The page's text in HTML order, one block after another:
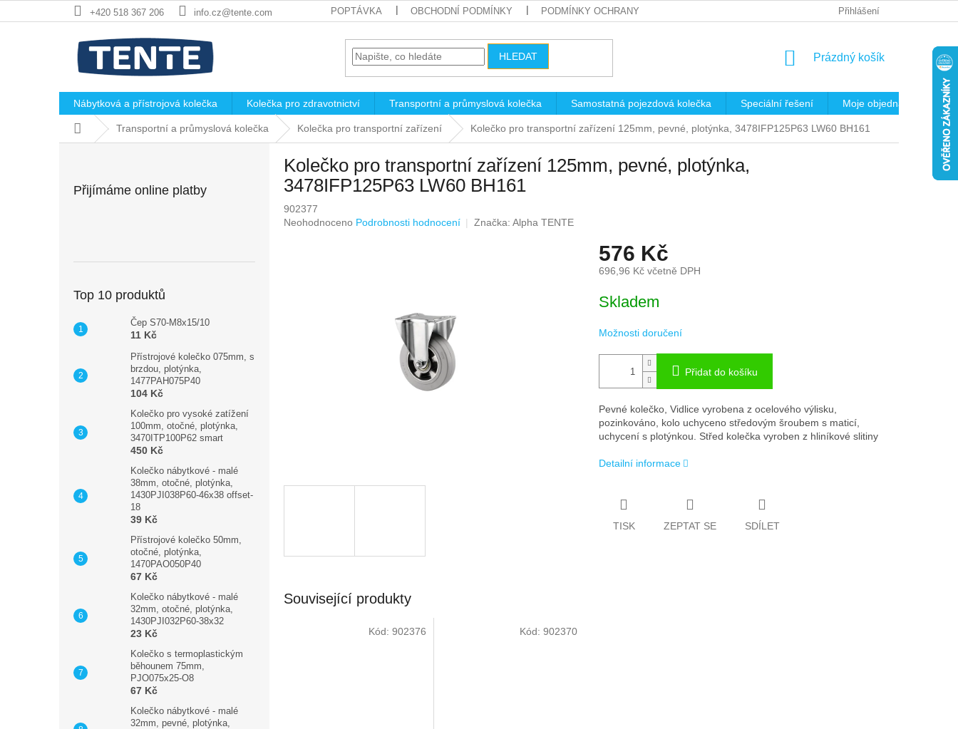
na
+420 518 367 206 info.cz@tente.com POPTÁVKA OBCHODNÍ PODMÍNKY PODMÍNKY OCHRANY OSOBNÍCH ÚDAJŮ KRITÉRIA PRO
Přihlášení
HLEDAT
NÁKUPNÍ
Prázdný košík
Nábytková a přístrojová kolečka Kolečka pro zdravotnictví Transportní a průmyslová kolečka Samostatná pojezdová kolečka Speciální řešení Moje objednávka
Domů Transportní a průmyslová kolečka Kolečka pro transportní zařízení Kolečko pro transportní zařízení 125mm, pevné, plotýnka, 3478IFP125P63 LW60 BH161
Přijímáme online platby
Top 10 produktů
Čep S70-M8x15/10
11 Kč
Přístrojové kolečko 075mm, s
brzdou, plotýnka,
1477PAH075P40
104 Kč
Kolečko pro vysoké zatížení
100mm, otočné, plotýnka,
3470ITP100P62 smart
450 Kč
Kolečko nábytkové - malé
38mm, otočné, plotýnka,
1430PJI038P60-46x38 offset-
18
39 Kč
Přístrojové kolečko 50mm,
otočné, plotýnka,
1470PAO050P40
67 Kč
Kolečko nábytkové - malé
32mm, otočné, plotýnka,
1430PJI032P60-38x32
23 Kč
Kolečko s termoplastickým
běhounem 75mm,
PJO075x25-O8
67 Kč
Kolečko nábytkové - malé
32mm, pevné, plotýnka,
Kolečko pro transportní zařízení 125mm, pevné, plotýnka,
3478IFP125P63 LW60 BH161
902377
Průměrné
Neohodnoceno Podrobnosti hodnocení Značka: Alpha TENTE
576 Kč
696,96 Kč včetně DPH
cena:
Skladem
Možnosti doručení
Přidat do košíku
Pevné kolečko, Vidlice vyrobena z ocelového výlisku,
pozinkováno, kolo uchyceno středovým šroubem s maticí,
uchycení s plotýnkou. Střed kolečka vyroben z hliníkové slitiny
Detailní informace
TISK ZEPTAT SE SDÍLET
Související produkty
Kód: 902376 Kód: 902370